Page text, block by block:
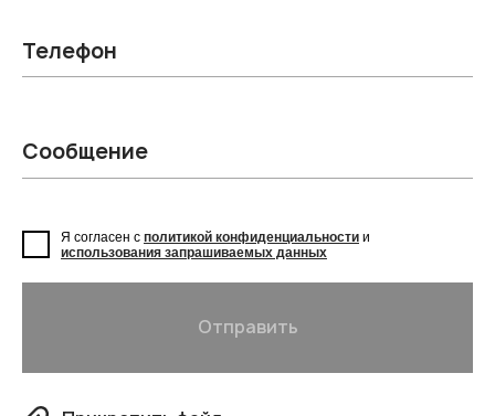
Телефон
Сообщение
Я согласен с политикой конфиденциальности и
использования запрашиваемых данных
Отправить